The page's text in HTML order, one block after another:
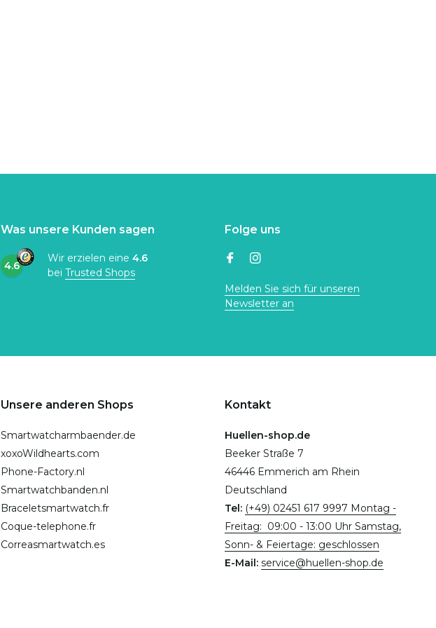
Was unsere Kunden sagen
4.6
Wir erzielen eine 4.6
bei Trusted Shops
Folge uns
Melden Sie sich für unseren
Newsletter an
Unsere anderen Shops
Smartwatcharmbaender.de
xoxoWildhearts.com
Phone-Factory.nl
Smartwatchbanden.nl
Braceletsmartwatch.fr
Coque-telephone.fr
Correasmartwatch.es
Kontakt
Huellen-shop.de
Beeker Straße 7
46446 Emmerich am Rhein
Deutschland
Tel: (+49) 02451 617 9997 Montag -
Freitag: 09:00 - 13:00 Uhr Samstag,
Sonn- & Feiertage: geschlossen
E-Mail: service@huellen-shop.de